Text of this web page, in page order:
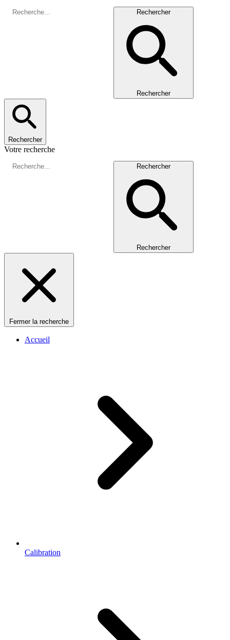
Rechercher
Rechercher
Rechercher
Votre recherche
Rechercher
Rechercher
Fermer la recherche
Accueil
Calibration